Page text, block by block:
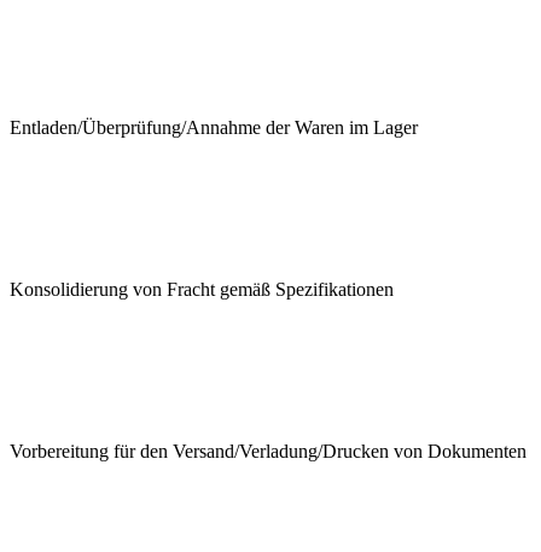
Entladen/Überprüfung/Annahme der Waren im Lager
Konsolidierung von Fracht gemäß Spezifikationen
Vorbereitung für den Versand/Verladung/Drucken von Dokumenten